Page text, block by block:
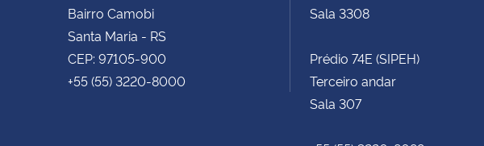
Bairro Camobi
Santa Maria - RS
CEP: 97105-900
+55 (55) 3220-8000
Sala 3308
Prédio 74E (SIPEH)
Terceiro andar
Sala 307